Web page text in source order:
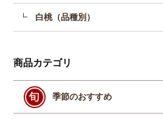
白桃（品種別）
商品カテゴリ
季節のおすすめ